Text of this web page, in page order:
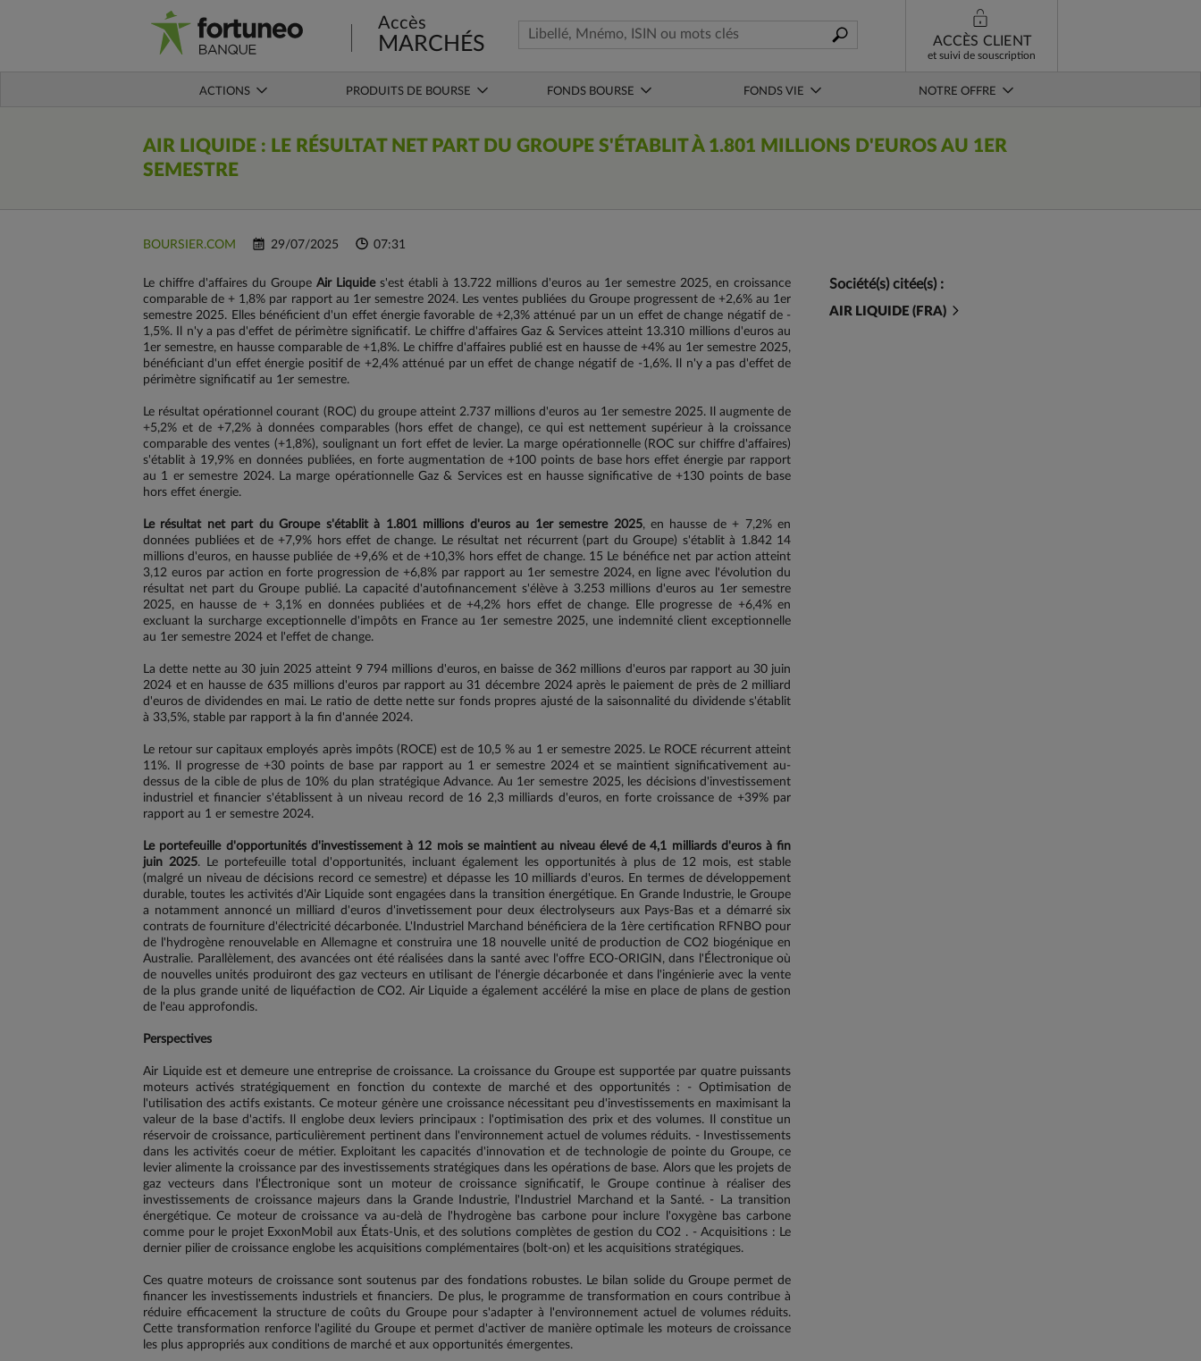
Accès
MARCHÉS ACCÈS CLIENT
et suivi de souscription
ACTIONS PRODUITS DE BOURSE FONDS BOURSE FONDS VIE NOTRE OFFRE
AIR LIQUIDE : LE RÉSULTAT NET PART DU GROUPE S'ÉTABLIT À 1.801 MILLIONS D'EUROS AU 1ER
SEMESTRE
BOURSIER.COM 29/07/2025 07:31
Le chiffre d'affaires du GroupeAir Liquides'est établi à 13.722 millions d'euros au 1er semestre 2025, en croissance
comparable de + 1,8% par rapport au 1er semestre 2024. Les ventes publiées du Groupe progressent de +2,6% au 1er
semestre 2025. Elles bénéficient d'un effet énergie favorable de +2,3% atténué par un un effet de change négatif de -
1,5%. Il n'y a pas d'effet de périmètre significatif. Le chiffre d'affaires Gaz & Services atteint 13.310 millions d'euros au
1er semestre, en hausse comparable de +1,8%. Le chiffre d'affaires publié est en hausse de +4% au 1er semestre 2025,
bénéficiant d'un effet énergie positif de +2,4% atténué par un effet de change négatif de -1,6%. Il n'y a pas d'effet de
périmètre significatif au 1er semestre.
Le résultat opérationnel courant (ROC) du groupe atteint 2.737 millions d'euros au 1er semestre 2025. Il augmente de
+5,2% et de +7,2% à données comparables (hors effet de change), ce qui est nettement supérieur à la croissance
comparable des ventes (+1,8%), soulignant un fort effet de levier. La marge opérationnelle (ROC sur chiffre d'affaires)
s'établit à 19,9% en données publiées, en forte augmentation de +100 points de base hors effet énergie par rapport
au 1 er semestre 2024. La marge opérationnelle Gaz & Services est en hausse significative de +130 points de base
hors effet énergie.
Le résultat net part du Groupe s'établit à 1.801 millions d'euros au 1er semestre 2025, en hausse de + 7,2% en
données publiées et de +7,9% hors effet de change. Le résultat net récurrent (part du Groupe) s'établit à 1.842 14
millions d'euros, en hausse publiée de +9,6% et de +10,3% hors effet de change. 15 Le bénéfice net par action atteint
3,12 euros par action en forte progression de +6,8% par rapport au 1er semestre 2024, en ligne avec l'évolution du
résultat net part du Groupe publié. La capacité d'autofinancement s'élève à 3.253 millions d'euros au 1er semestre
2025, en hausse de + 3,1% en données publiées et de +4,2% hors effet de change. Elle progresse de +6,4% en
excluant la surcharge exceptionnelle d'impôts en France au 1er semestre 2025, une indemnité client exceptionnelle
au 1er semestre 2024 et l'effet de change.
La dette nette au 30 juin 2025 atteint 9 794 millions d'euros, en baisse de 362 millions d'euros par rapport au 30 juin
2024 et en hausse de 635 millions d'euros par rapport au 31 décembre 2024 après le paiement de près de 2 milliard
d'euros de dividendes en mai. Le ratio de dette nette sur fonds propres ajusté de la saisonnalité du dividende s'établit
à 33,5%, stable par rapport à la fin d'année 2024.
Le retour sur capitaux employés après impôts (ROCE) est de 10,5 % au 1 er semestre 2025. Le ROCE récurrent atteint
11%. Il progresse de +30 points de base par rapport au 1 er semestre 2024 et se maintient significativement au-
dessus de la cible de plus de 10% du plan stratégique Advance. Au 1er semestre 2025, les décisions d'investissement
industriel et financier s'établissent à un niveau record de 16 2,3 milliards d'euros, en forte croissance de +39% par
rapport au 1 er semestre 2024.
Le portefeuille d'opportunités d'investissement à 12 mois se maintient au niveau élevé de 4,1 milliards d'euros à fin
juin 2025. Le portefeuille total d'opportunités, incluant également les opportunités à plus de 12 mois, est stable
(malgré un niveau de décisions record ce semestre) et dépasse les 10 milliards d'euros. En termes de développement
durable, toutes les activités d'Air Liquide sont engagées dans la transition énergétique. En Grande Industrie, le Groupe
a notamment annoncé un milliard d'euros d'invetissement pour deux électrolyseurs aux Pays-Bas et a démarré six
contrats de fourniture d'électricité décarbonée. L'Industriel Marchand bénéficiera de la 1ère certification RFNBO pour
de l'hydrogène renouvelable en Allemagne et construira une 18 nouvelle unité de production de CO2 biogénique en
Australie. Parallèlement, des avancées ont été réalisées dans la santé avec l'offre ECO-ORIGIN, dans l'Électronique où
de nouvelles unités produiront des gaz vecteurs en utilisant de l'énergie décarbonée et dans l'ingénierie avec la vente
de la plus grande unité de liquéfaction de CO2. Air Liquide a également accéléré la mise en place de plans de gestion
de l'eau approfondis.
Perspectives
Air Liquide est et demeure une entreprise de croissance. La croissance du Groupe est supportée par quatre puissants
moteurs activés stratégiquement en fonction du contexte de marché et des opportunités : - Optimisation de
l'utilisation des actifs existants. Ce moteur génère une croissance nécessitant peu d'investissements en maximisant la
valeur de la base d'actifs. Il englobe deux leviers principaux : l'optimisation des prix et des volumes. Il constitue un
réservoir de croissance, particulièrement pertinent dans l'environnement actuel de volumes réduits. - Investissements
dans les activités coeur de métier. Exploitant les capacités d'innovation et de technologie de pointe du Groupe, ce
levier alimente la croissance par des investissements stratégiques dans les opérations de base. Alors que les projets de
gaz vecteurs dans l'Électronique sont un moteur de croissance significatif, le Groupe continue à réaliser des
investissements de croissance majeurs dans la Grande Industrie, l'Industriel Marchand et la Santé. - La transition
énergétique. Ce moteur de croissance va au-delà de l'hydrogène bas carbone pour inclure l'oxygène bas carbone
comme pour le projet ExxonMobil aux États-Unis, et des solutions complètes de gestion du CO2 . - Acquisitions : Le
dernier pilier de croissance englobe les acquisitions complémentaires (bolt-on) et les acquisitions stratégiques.
Ces quatre moteurs de croissance sont soutenus par des fondations robustes. Le bilan solide du Groupe permet de
financer les investissements industriels et financiers. De plus, le programme de transformation en cours contribue à
réduire efficacement la structure de coûts du Groupe pour s'adapter à l'environnement actuel de volumes réduits.
Cette transformation renforce l'agilité du Groupe et permet d'activer de manière optimale les moteurs de croissance
les plus appropriés aux conditions de marché et aux opportunités émergentes.
Société(s) citée(s) :
AIR LIQUIDE (FRA)